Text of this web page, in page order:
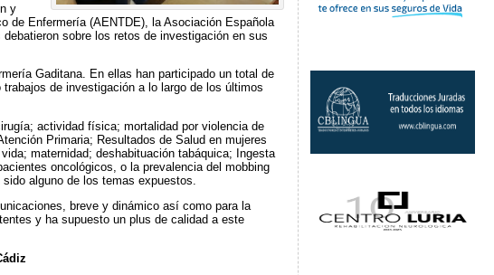
y
de Enfermería (AENTDE), la Asociación Española
sobre los retos de investigación en sus
Gaditana. En ellas han participado un total de
de investigación a lo largo de los últimos
actividad física; mortalidad por violencia de
Primaria; Resultados de Salud en mujeres
maternidad; deshabituación tabáquica; Ingesta
oncológicos, o la prevalencia del mobbing
alguno de los temas expuestos.
breve y dinámico así como para la
y ha supuesto un plus de calidad a este